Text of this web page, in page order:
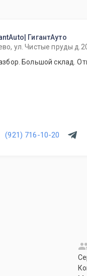
ГигантАуто
ул. Чистые пруды
Большой склад.
(921) 716-10-20